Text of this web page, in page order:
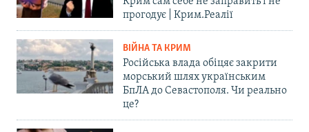
прогодує | Крим.Реалії
ВІЙНА ТА КРИМ
Російська влада обіцяє закрити
морський шлях українським
БпЛА до Севастополя. Чи реально
це?